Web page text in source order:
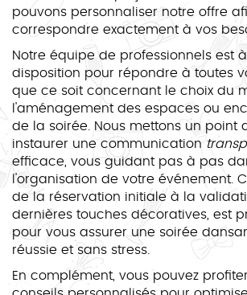
pouvons personnaliser notre offre
correspondre exactement à vos
Notre équipe de professionnels est
disposition pour répondre à toutes
que ce soit concernant le choix du
l'aménagement des espaces ou
de la soirée. Nous mettons un point
instaurer une communication
efficace, vous guidant pas à pas
l'organisation de votre événement.
de la réservation initiale à la
dernières touches décoratives, est
pour vous assurer une soirée
réussie et sans stress.
En complément, vous pouvez